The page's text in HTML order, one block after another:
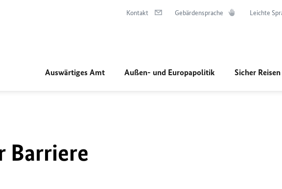
Kontakt Gebärdensprache Leichte
Auswärtiges Amt Außen- und Europapolitik Sicher Reisen
Barriere